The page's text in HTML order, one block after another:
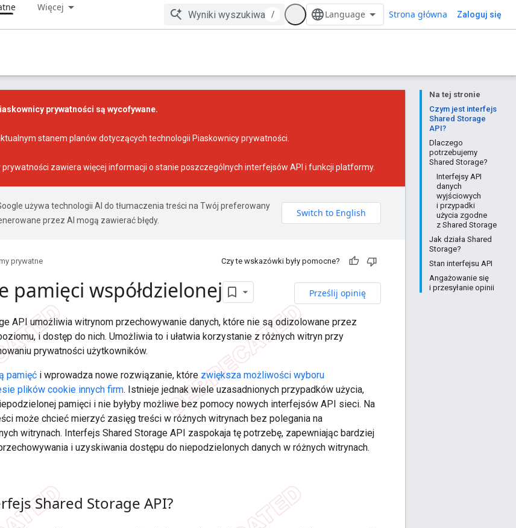
Więcej
/ Strona główna Zaloguj się
Na tej stronie
Czym jest interfejs
Shared Storage
API?
Dlaczego
potrzebujemy
Shared Storage?
Interfejsy API
danych
wyjściowych
i przypadki
użycia zgodne
z Shared Storage
Jak działa Shared
Storage?
Stan interfejsu API
Angażowanie się
i przesyłanie opinii
prywatności są wycofywane.
stanem planów dotyczących technologii Piaskownicy prywatności
prywatności zawiera więcej informacji o stanie poszczególnych interfejsów API i funkcji platformy.
używa technologii AI do tłumaczenia treści na Twój preferowany
przez AI mogą zawierać błędy.
prywatne Czy te wskazówki były pomocne?
Prześlij opinię
pamięci współdzielonej
API umożliwia witrynom przechowywanie danych, które nie są odizolowane przez
i dostęp do nich. Umożliwia to i ułatwia korzystanie z różnych witryn przy
prywatności użytkowników.
pamięć i wprowadza nowe rozwiązanie, którezwiększa możliwości wyboru
plików cookie innych firm. Istnieje jednak wiele uzasadnionych przypadków użycia,
pamięci i nie byłyby możliwe bez pomocy nowych interfejsów API sieci. Na
może chcieć mierzyć zasięg treści w różnych witrynach bez polegania na
witrynach. Interfejs Shared Storage API zaspokaja tę potrzebę, zapewniając bardziej
i uzyskiwania dostępu do niepodzielonych danych w różnych witrynach.
Shared Storage API?